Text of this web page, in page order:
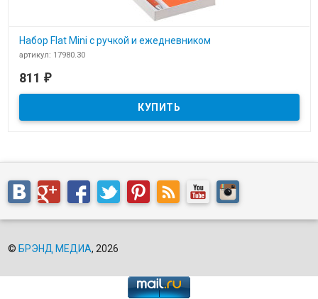
Набор Flat Mini с ручкой и ежедневником
артикул: 17980.30
811 ₽
© БРЭНД МЕДИА, 2026